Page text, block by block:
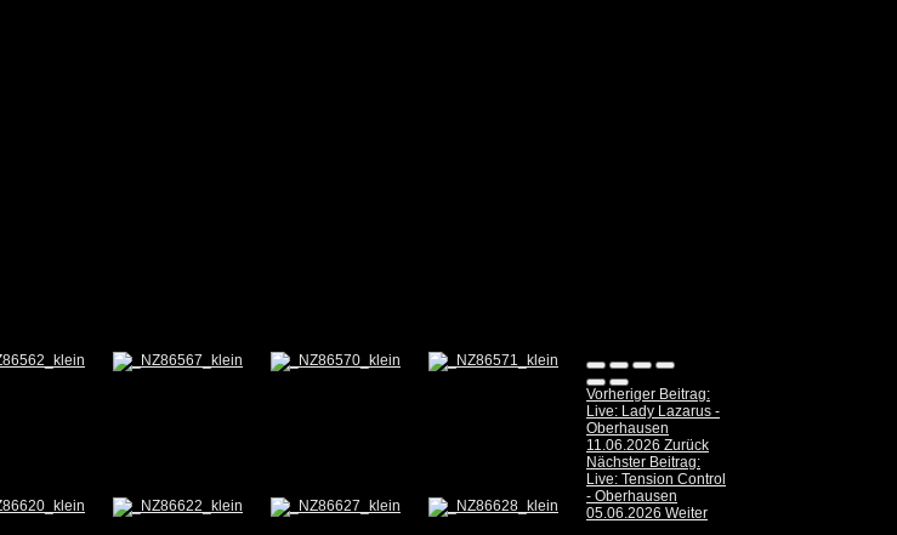
Vorheriger Beitrag:
Live: Lady Lazarus -
Oberhausen
11.06.2026 Zurück
Nächster Beitrag:
Live: Tension Control
- Oberhausen
05.06.2026 Weiter